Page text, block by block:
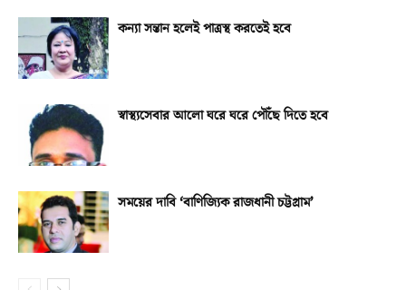
কন্যা সন্তান হলেই পাত্রস্থ করতেই হবে
স্বাস্থ্যসেবার আলো ঘরে ঘরে পৌঁছে দিতে হবে
সময়ের দাবি ‘বাণিজ্যিক রাজধানী চট্টগ্রাম’